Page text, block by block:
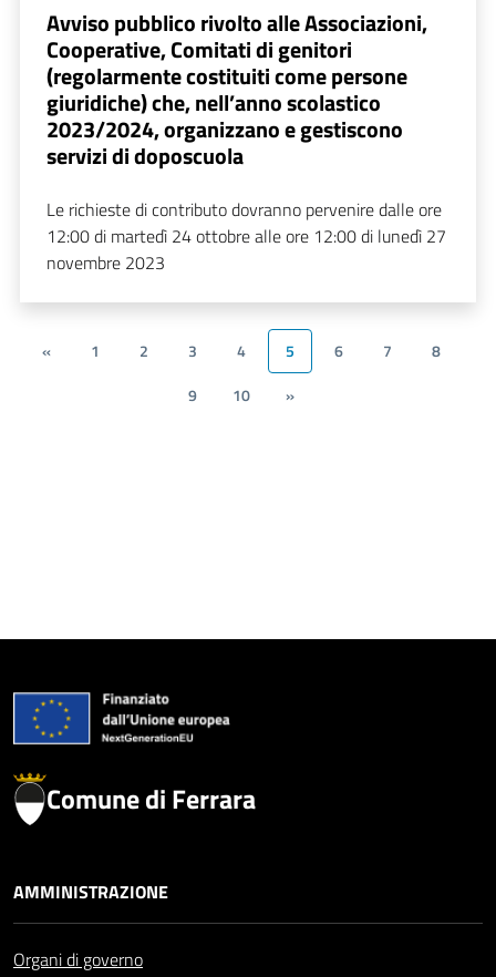
Avviso pubblico rivolto alle Associazioni,
Cooperative, Comitati di genitori
(regolarmente costituiti come persone
giuridiche) che, nell’anno scolastico
2023/2024, organizzano e gestiscono
servizi di doposcuola
Le richieste di contributo dovranno pervenire dalle ore
12:00 di martedì 24 ottobre alle ore 12:00 di lunedì 27
novembre 2023
« 1 2 3 4 5 6 7
8
9
10 »
Comune di Ferrara
AMMINISTRAZIONE
Organi di governo